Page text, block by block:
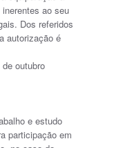
ao seu
Dos referidos
autorização é
outubro
e estudo
participação em